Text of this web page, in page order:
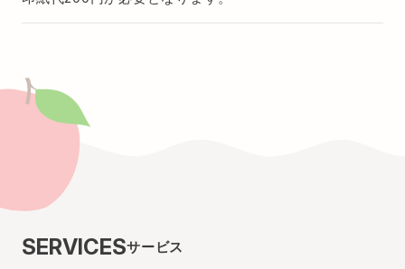
SERVICESサービス